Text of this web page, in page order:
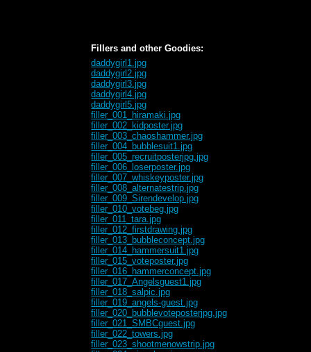
Fillers and other Goodies:
daddygirl1.jpg
daddygirl2.jpg
daddygirl3.jpg
daddygirl4.jpg
daddygirl5.jpg
filler_001_hiramaki.jpg
filler_002_kidposter.jpg
filler_003_chaoshammer.jpg
filler_004_bubblesuit1.jpg
filler_005_recruitposterjpg.jpg
filler_006_loserposter.jpg
filler_007_whiskeyposter.jpg
filler_008_alternatestrip.jpg
filler_009_Sirendevelop.jpg
filler_010_votebeg.jpg
filler_011_tara.jpg
filler_012_firstdrawing.jpg
filler_013_bubbleconcept.jpg
filler_014_hammersuit1.jpg
filler_015_voteposter.jpg
filler_016_hammerconcept.jpg
filler_017_Angelsguest1.jpg
filler_018_salpic.jpg
filler_019_angels-guest.jpg
filler_020_bubblevoteposterjpg.jpg
filler_021_SMBCguest.jpg
filler_022_towers.jpg
filler_023_shootmenowstrip.jpg